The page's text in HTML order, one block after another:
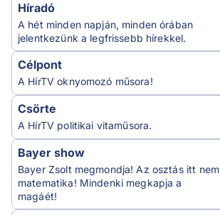
Híradó
A hét minden napján, minden órában
jelentkezünk a legfrissebb hírekkel.
Célpont
A HírTV oknyomozó műsora!
Csörte
A HírTV politikai vitaműsora.
Bayer show
Bayer Zsolt megmondja! Az osztás itt nem
matematika! Mindenki megkapja a
magáét!